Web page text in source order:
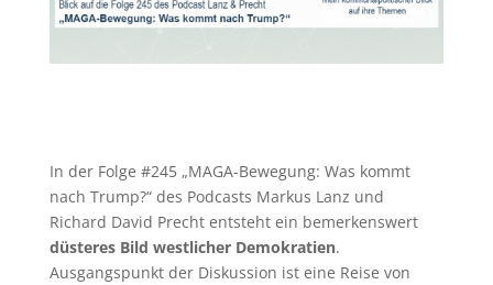
In der Folge #245 „MAGA-Bewegung: Was kommt
nach Trump?“ des Podcasts Markus Lanz und
Richard David Precht entsteht ein bemerkenswert
düsteres Bild westlicher Demokratien.
Ausgangspunkt der Diskussion ist eine Reise von